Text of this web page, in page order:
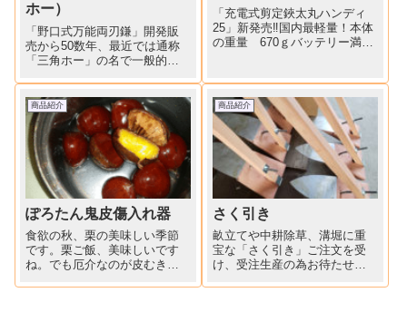
ホー）
「野口式万能両刃鎌」開発販
売から50数年、最近では通称
「三角ホー」の名で一般的に
ーメン君YouTubeで紹介されて
います。開発時は木柄のみで
したが、身長の高い方、ご高
齢の方からの声で、柄を長く
してほしい、少しでも軽...
「充電式剪定鋏太丸ハンディ
25」新発売‼国内最軽量！本体
の重量 670ｇバッテリー満充
商品紹介
ぽろたん鬼皮傷入れ器
食欲の秋、栗の美味しい季節
です。栗ご飯、美味しいです
ね。でも厄介なのが皮むき。
商品紹介
さく引き
畝立てや中耕除草、溝堀に重
宝な「さく引き」ご注文を受
け、受注生産の為お待たせし